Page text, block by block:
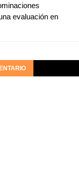
evaluación en